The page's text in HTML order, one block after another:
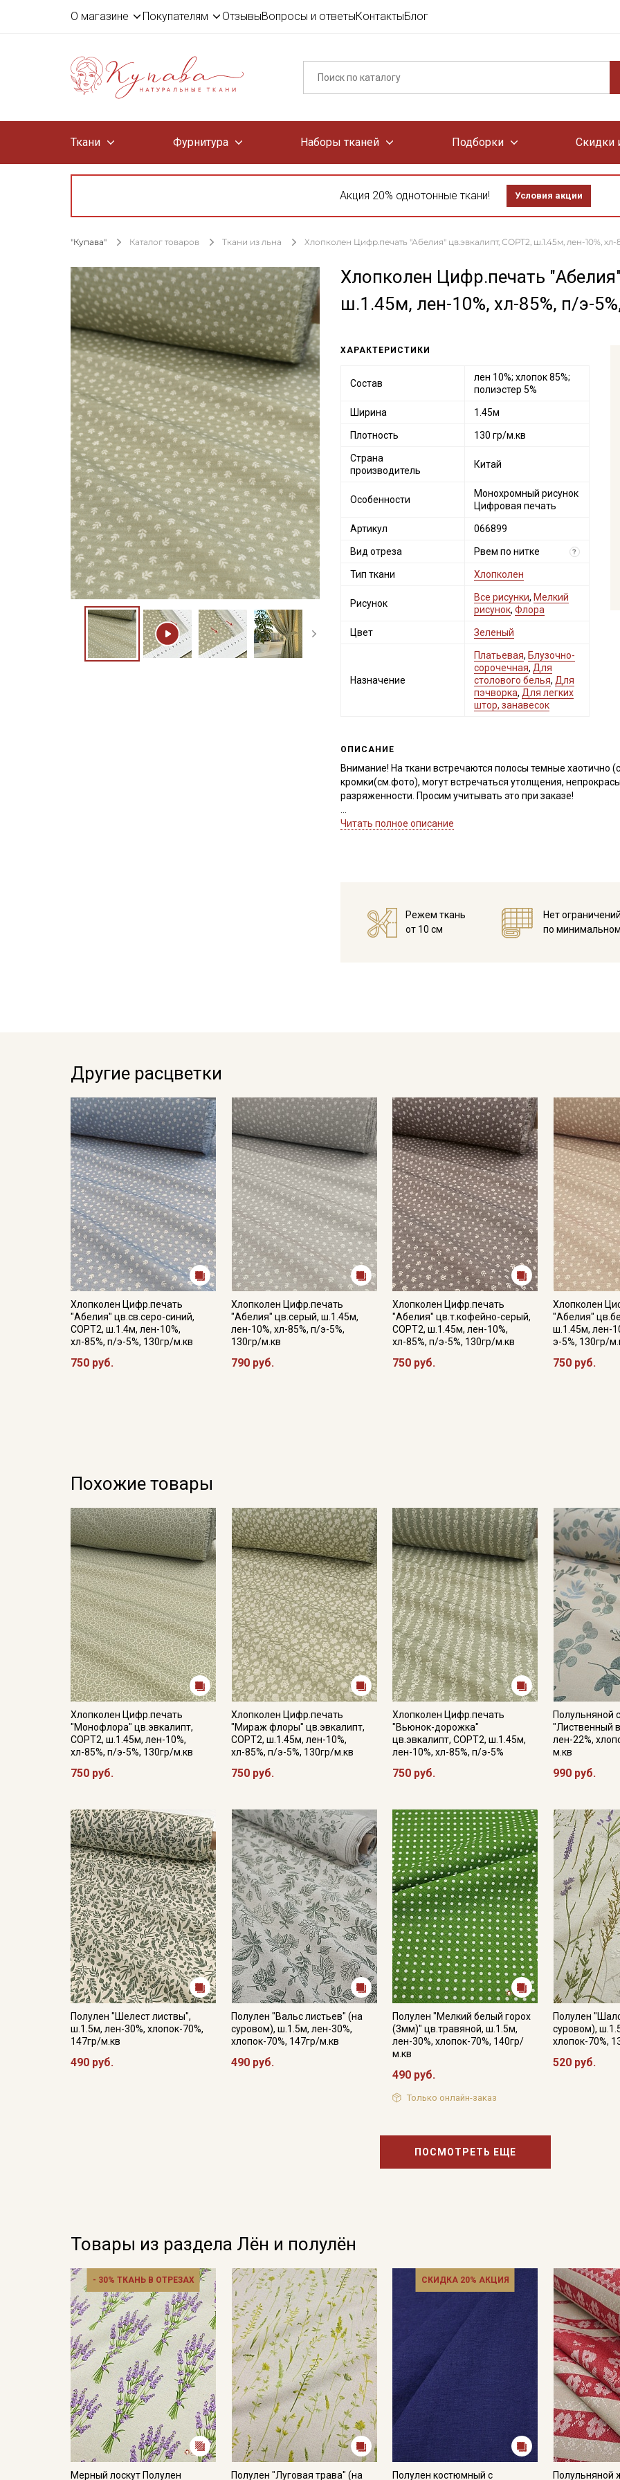
О магазине Покупателям ОтзывыВопросы и ответыКонтактыБлог
Ткани Фурнитура Наборы тканей Подборки Скидки
Акция 20% однотонные ткани! Условия акции
"Купава" Каталог товаров Ткани из льна Хлопколен Цифр.печать "Абелия" цв.эвкалипт, СОРТ2, ш.1.45м, лен-10%, хл-
Хлопколен Цифр.печать
ш.1.45м, лен-10%, хл-85%, п/э-
ХАРАКТЕРИСТИКИ
Состав
лен 10%; хлопок 85%;
полиэстер 5%
Ширина 1.45м
Плотность 130 гр/м.кв
Страна
производитель
Китай
Особенности
Монохромный рисунок
Цифровая печать
Артикул 066899
Вид отреза Рвем по нитке ?
Тип ткани Хлопколен
Рисунок
Все рисунки, Мелкий
рисунок, Флора
Цвет Зеленый
Назначение
Платьевая, Блузочно-
сорочечная, Для
столового белья, Для
пэчворка, Для легких
штор, занавесок
ОПИСАНИЕ
Внимание! На ткани встречаются полосы темные хаотично
кромки(см.фото), могут встречаться утолщения,
разряженности. Просим учитывать это при заказе!
Хлопколен - это хлопковая ткань с добавлением льна,
устойчивость к стиркам и солнечному свету. Ткань
оттенки слегка просвечивают, стоит учитывать это при
Дает усадку. Перед пошивом постирайте отрез при
Читать полное описание
Режем ткань
от 10 см
Нет ограничений
по
Другие расцветки
Хлопколен Цифр.печать
"Абелия" цв.св.серо-синий,
СОРТ2, ш.1.4м, лен-10%,
хл-85%, п/э-5%, 130гр/м.кв
750 руб.
Хлопколен Цифр.печать
"Абелия" цв.серый, ш.1.45м,
лен-10%, хл-85%, п/э-5%,
130гр/м.кв
790 руб.
Хлопколен Цифр.печать
"Абелия" цв.т.кофейно-серый,
СОРТ2, ш.1.45м, лен-10%,
хл-85%, п/э-5%, 130гр/м.кв
750 руб.
Хлопколен
"Абелия"
ш.1.45м, лен-
э-5%, 130гр/
750 руб.
Похожие товары
Хлопколен Цифр.печать
"Монофлора" цв.эвкалипт,
СОРТ2, ш.1.45м, лен-10%,
хл-85%, п/э-5%, 130гр/м.кв
750 руб.
Хлопколен Цифр.печать
"Мираж флоры" цв.эвкалипт,
СОРТ2, ш.1.45м, лен-10%,
хл-85%, п/э-5%, 130гр/м.кв
750 руб.
Хлопколен Цифр.печать
"Вьюнок-дорожка"
цв.эвкалипт, СОРТ2, ш.1.45м,
лен-10%, хл-85%, п/э-5%
750 руб.
Полульняной
"Лиственный
лен-22%,
м.кв
990 руб.
Полулен "Шелест листвы",
ш.1.5м, лен-30%, хлопок-70%,
147гр/м.кв
490 руб.
Полулен "Вальс листьев" (на
суровом), ш.1.5м, лен-30%,
хлопок-70%, 147гр/м.кв
490 руб.
Полулен "Мелкий белый горох
(3мм)" цв.травяной, ш.1.5м,
лен-30%, хлопок-70%, 140гр/
м.кв
490 руб.
Только онлайн-заказ
Полулен
суровом),
хлопок-70%,
520 руб.
ПОСМОТРЕТЬ ЕЩЕ
Товары из раздела Лён и полулён
- 30% ТКАНЬ В ОТРЕЗАХ
Мерный лоскут Полулен Полулен "Луговая трава" (на
СКИДКА 20% АКЦИЯ
Полулен костюмный с Полульняной
Электронная почта
Подписаться
Ознакомлен(а) сПолитикой обработки персональных
данных
и даюСогласие на обработку персональных
данных
ДаюСогласие на получение рекламных и
информационных рассылок